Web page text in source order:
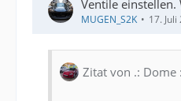
Ventile einstellen.
MUGEN_S2K 17.
Zitat von .: Dome